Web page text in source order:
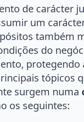
de carácter
um
também
do
protegendo
tópicos
surgem numa
os seguintes: